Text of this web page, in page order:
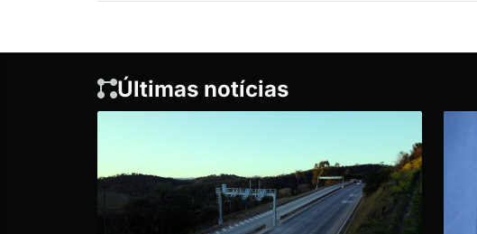
Últimas notícias